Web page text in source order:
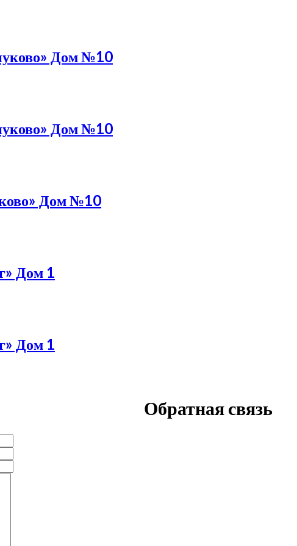
Дом №10
Дом №10
Дом №10
Дом 1
Дом 1
Обратная связь